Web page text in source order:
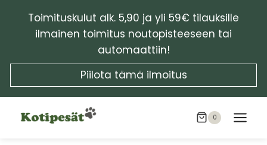
sisältöönToimituskulut alk. 5,90 ja yli 59€ tilauksille
ilmainen toimitus noutopisteeseen tai
automaattiin!
Piilota tämä ilmoitus
0